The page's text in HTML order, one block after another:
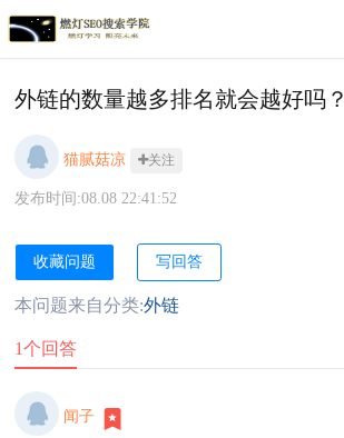
外链的数量越多排名就会越好吗？
猫腻菇凉 关注
发布时间:08.08 22:41:52
收藏问题 写回答
本问题来自分类:外链
1个回答
闻子